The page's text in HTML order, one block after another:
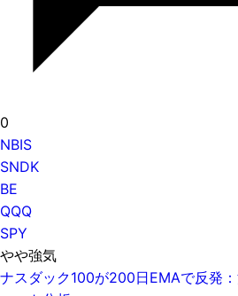
0
NBIS
SNDK
BE
QQQ
SPY
やや強気
ナスダック100が200日EMAで反発